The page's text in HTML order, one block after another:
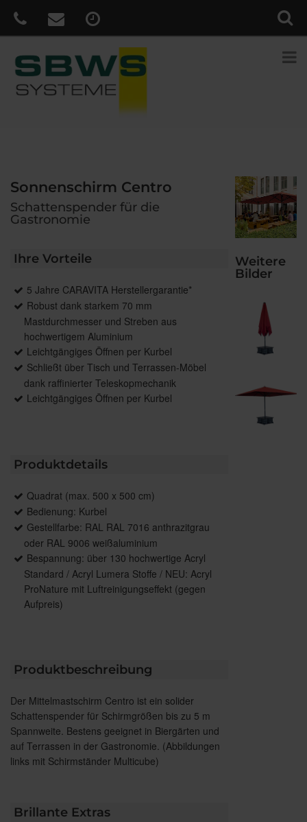
Sonnenschirm Centro
Schattenspender für die
Gastronomie
Ihre Vorteile
5 Jahre CARAVITA Herstellergarantie*
Robust dank starkem 70 mm
Mastdurchmesser und Streben aus
hochwertigem Aluminium
Leichtgängiges Öffnen per Kurbel
Schließt über Tisch und Terrassen-Möbel
dank raffinierter Teleskopmechanik
Leichtgängiges Öffnen per Kurbel
Produktdetails
Quadrat (max. 500 x 500 cm)
Bedienung: Kurbel
Gestellfarbe: RAL RAL 7016 anthrazitgrau
oder RAL 9006 weißaluminium
Bespannung: über 130 hochwertige Acryl
Standard / Acryl Lumera Stoffe / NEU: Acryl
ProNature mit Luftreinigungseffekt (gegen
Aufpreis)
Produktbeschreibung
Der Mittelmastschirm Centro ist ein solider
Schattenspender für Schirmgrößen bis zu 5 m
Spannweite. Bestens geeignet in Biergärten und
auf Terrassen in der Gastronomie. (Abbildungen
links mit Schirmständer Multicube)
Brillante Extras
Weitere
Bilder